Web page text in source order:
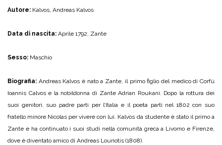
Autore: Kalvos, Andreas Kalvos
Data di nascita: Aprile 1792, Zante
Sesso: Maschio
Biografia: Andreas Kalvos è nato a Zante, il primo figlio del medico di Corfù
Ioannis Calvos e la nobildonna di Zante Adrian Roukani. Dopo la rottura dei
suoi genitori, suo padre partì per l’Italia e il poeta partì nel 1802 con suo
fratello minore Nicolas per vivere con lui. Kalvos da studente è stato il primo a
Zante e ha continuato i suoi studi nella comunità greca a Livorno e Firenze,
dove è diventato amico di Andreas Louriotis (1808).